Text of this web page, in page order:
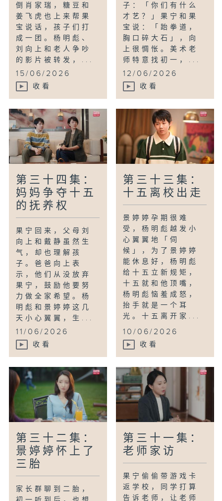
倒肖家瑞，糖豆和
姜飞虎也上来帮果
宝说话，孩子们打
成一团。杨明彪、
刘向上和老人争吵
的影片被转发，...
15/06/2026
收看
子：「你们有什么
才艺？」果宁和果
宝说：「跆拳道，
胸口碎大石」，向
上很惆怅。美术老
师特意找初一，...
12/06/2026
收看
第三十四集：
妈妈争夺十五
的抚养权
果宁回来，父母刘
向上和戴静虽然生
气，却也理解孩
子。爸爸向上表
示，他们从没放弃
果宁，鼓励他要努
力做全家希望。杨
明彪和景婷婷这几
天小心翼翼，生...
11/06/2026
收看
第三十三集：
十五离校出走
景婷婷孕期很难
受，杨明彪越发小
心翼翼地「伺
候」，为了景婷婷
能休息好，杨明彪
给十五立新规矩，
十五就和他顶嘴，
杨明彪恼羞成怒，
抬手就是一个耳
光。十五离开家...
10/06/2026
收看
第三十二集：
景婷婷怀上了
三胎
家长群聊到二胎，
第三十一集：
老师家访
果宁偷偷带游戏卡
返学校，同学打算
告诉老师，让老师